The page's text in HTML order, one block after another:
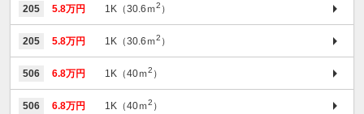
205 5.8万円 1K（30.6ｍ2 ）
205 5.8万円 1K（30.6ｍ2 ）
506 6.8万円 1K（40ｍ2 ）
506 6.8万円 1K（40ｍ2 ）